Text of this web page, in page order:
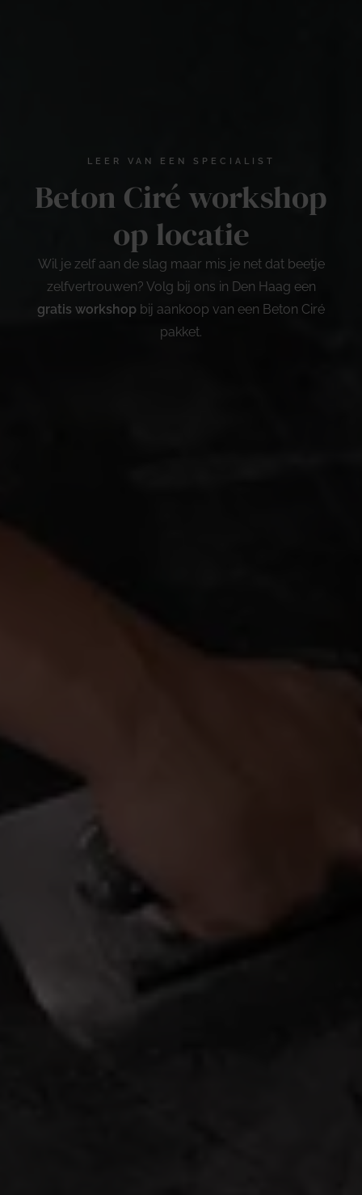
LEER VAN EEN SPECIALIST
Beton Ciré workshop
op locatie
Wil je zelf aan de slag maar mis je net dat beetje
zelfvertrouwen? Volg bij ons in Den Haag een
gratis workshop bij aankoop van een Beton Ciré
pakket.